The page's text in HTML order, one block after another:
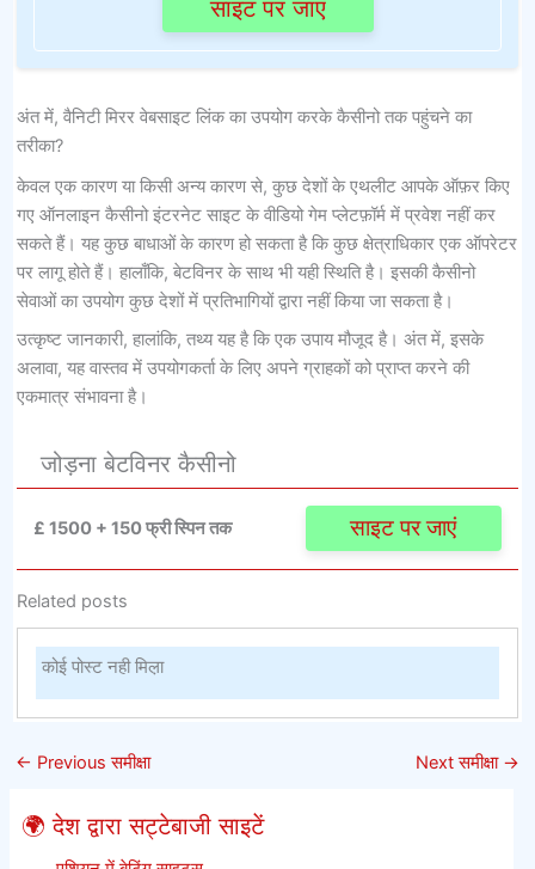
साइट पर जाएं
अंत में, वैनिटी मिरर वेबसाइट लिंक का उपयोग करके कैसीनो तक पहुंचने का
तरीका?
केवल एक कारण या किसी अन्य कारण से, कुछ देशों के एथलीट आपके ऑफ़र किए
गए ऑनलाइन कैसीनो इंटरनेट साइट के वीडियो गेम प्लेटफ़ॉर्म में प्रवेश नहीं कर
सकते हैं। यह कुछ बाधाओं के कारण हो सकता है कि कुछ क्षेत्राधिकार एक ऑपरेटर
पर लागू होते हैं। हालाँकि, बेटविनर के साथ भी यही स्थिति है। इसकी कैसीनो
सेवाओं का उपयोग कुछ देशों में प्रतिभागियों द्वारा नहीं किया जा सकता है।
उत्कृष्ट जानकारी, हालांकि, तथ्य यह है कि एक उपाय मौजूद है। अंत में, इसके
अलावा, यह वास्तव में उपयोगकर्ता के लिए अपने ग्राहकों को प्राप्त करने की
एकमात्र संभावना है।
जोड़ना बेटविनर कैसीनो
£ 1500 + 150 फ्री स्पिन तक साइट पर जाएं
Related posts
कोई पोस्ट नही मिल़ा
← Previous समीक्षा Next समीक्षा →
🌍 देश द्वारा सट्टेबाजी साइटें